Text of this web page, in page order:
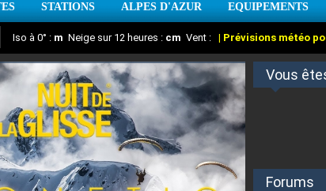
STATIONS ALPES D'AZUR EQUIPEMENTS
Iso à 0° : m Neige sur 12 heures : cm Vent : | Prévisions météo
Vous
Forums